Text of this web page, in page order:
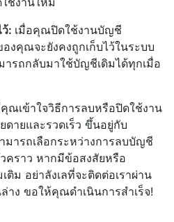
: เมื่อคุณปิดใช้งานบัญชี
งคุณจะยังคงถูกเก็บไว้ในระบบ
รถกลับมาใช้บัญชีเดิมได้ทุกเมื่อ
ณเข้าใจวิธีการลบหรือปิดใช้งาน
ายและรวดเร็ว ขึ้นอยู่กับ
ารถเลือกระหว่างการลบบัญชี
คราว หากมีข้อสงสัยหรือ
ติม อย่าลังเลที่จะติดต่อเราผ่าน
าง ขอให้คุณดำเนินการสำเร็จ!